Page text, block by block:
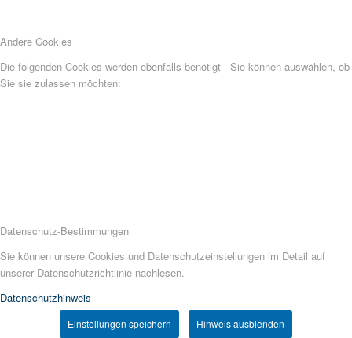
Andere Cookies
Die folgenden Cookies werden ebenfalls benötigt - Sie können auswählen, ob
Sie sie zulassen möchten:
Datenschutz-Bestimmungen
Sie können unsere Cookies und Datenschutzeinstellungen im Detail auf
unserer Datenschutzrichtlinie nachlesen.
Datenschutzhinweis
Einstellungen speichern Hinweis ausblenden